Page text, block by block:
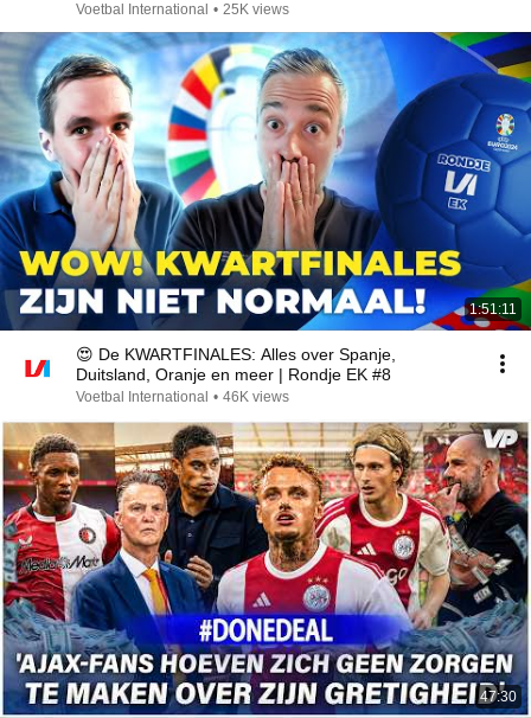
Voetbal International • 25K views
1:51:11
😍 De KWARTFINALES: Alles over Spanje,
Duitsland, Oranje en meer | Rondje EK #8
Voetbal International • 46K views
47:30